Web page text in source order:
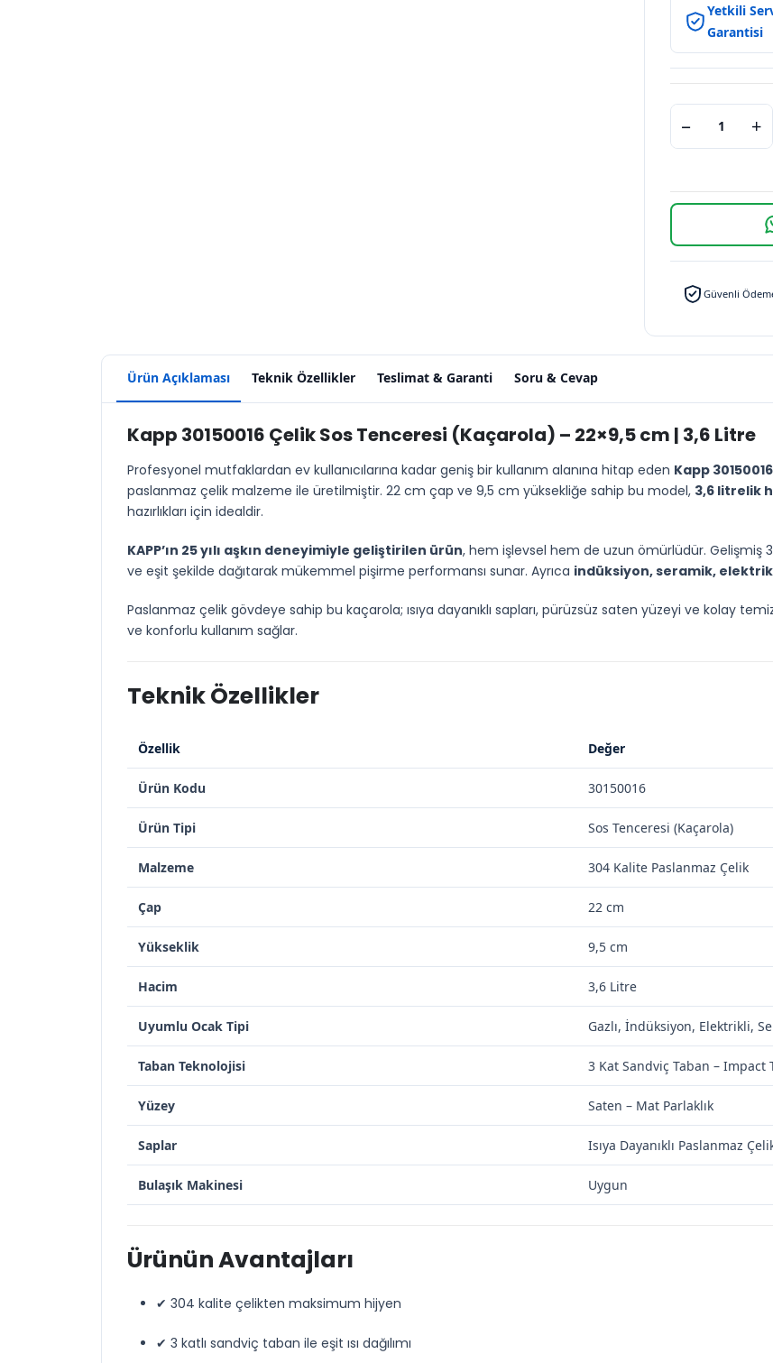
Yetkili
Garantisi
− +
Güvenli
Ürün Açıklaması Teknik Özellikler Teslimat & Garanti Soru & Cevap
Kapp 30150016 Çelik Sos Tenceresi (Kaçarola) – 22×9,5 cm | 3,6 Litre
Profesyonel mutfaklardan ev kullanıcılarına kadar geniş bir kullanım alanına hitap eden Kapp
paslanmaz çelik malzeme ile üretilmiştir. 22 cm çap ve 9,5 cm yüksekliğe sahip bu model, 3,6 litrelik
hazırlıkları için idealdir.
KAPP’ın 25 yılı aşkın deneyimiyle geliştirilen ürün, hem işlevsel hem de uzun ömürlüdür. Gelişmiş 3
ve eşit şekilde dağıtarak mükemmel pişirme performansı sunar. Ayrıca indüksiyon, seramik,
Paslanmaz çelik gövdeye sahip bu kaçarola; ısıya dayanıklı sapları, pürüzsüz saten yüzeyi ve kolay
ve konforlu kullanım sağlar.
Teknik Özellikler
Özellik Değer
Ürün Kodu 30150016
Ürün Tipi Sos Tenceresi (Kaçarola)
Malzeme 304 Kalite Paslanmaz Çelik
Çap 22 cm
Yükseklik 9,5 cm
Hacim 3,6 Litre
Uyumlu Ocak Tipi Gazlı, İndüksiyon, Elektrikli,
Taban Teknolojisi 3 Kat Sandviç Taban – Impact
Yüzey Saten – Mat Parlaklık
Saplar Isıya Dayanıklı Paslanmaz
Bulaşık Makinesi Uygun
Ürünün Avantajları
✔ 304 kalite çelikten maksimum hijyen
✔ 3 katlı sandviç taban ile eşit ısı dağılımı